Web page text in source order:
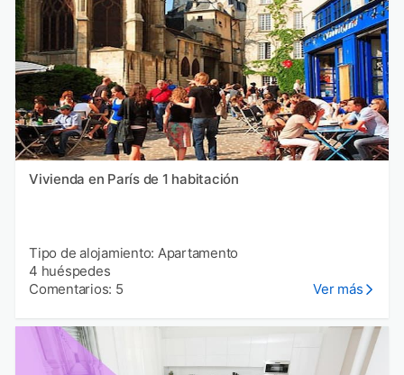
Vivienda en París de 1 habitación
Tipo de alojamiento: Apartamento
4 huéspedes
Comentarios: 5
Ver más